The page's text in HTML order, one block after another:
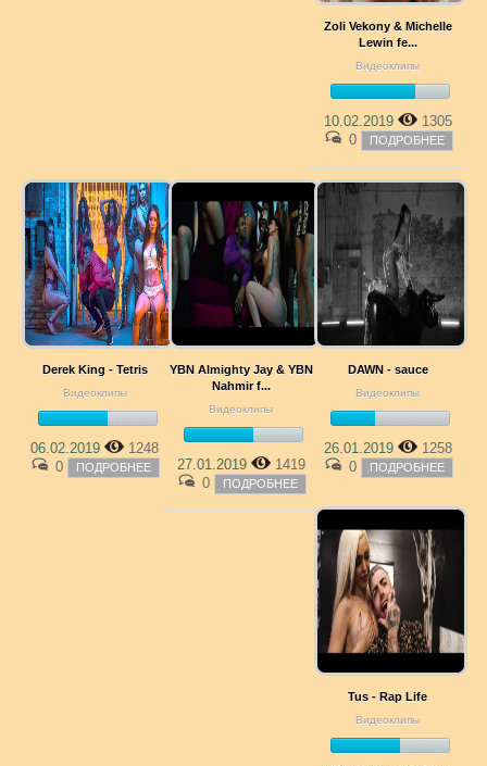
Zoli Vekony & Michelle
Lewin fe...
Видеоклипы
10.02.2019
1305
0
ПОДРОБНЕЕ
Derek King - Tetris
Видеоклипы
06.02.2019
1248
0
ПОДРОБНЕЕ
YBN Almighty Jay & YBN
Nahmir f...
Видеоклипы
27.01.2019
1419
0
ПОДРОБНЕЕ
DAWN - sauce
Видеоклипы
26.01.2019
1258
0
ПОДРОБНЕЕ
Tus - Rap Life
Видеоклипы